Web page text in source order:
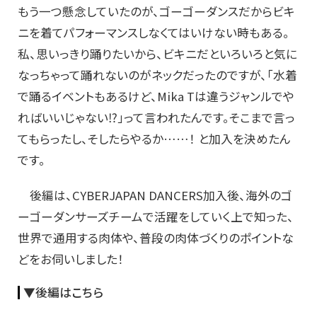
もう一つ懸念していたのが、ゴーゴーダンスだからビキ
ニを着てパフォーマンスしなくてはいけない時もある。
私、思いっきり踊りたいから、ビキニだといろいろと気に
なっちゃって踊れないのがネックだったのですが、「水着
で踊るイベントもあるけど、Mika Tは違うジャンルでや
ればいいじゃない⁉」って言われたんです。そこまで言っ
てもらったし、そしたらやるか……！ と加入を決めたん
です。
後編は、CYBERJAPAN DANCERS加入後、海外のゴ
ーゴーダンサーズチームで活躍をしていく上で知った、
世界で通用する肉体や、普段の肉体づくりのポイントな
どをお伺いしました！
▼後編はこちら